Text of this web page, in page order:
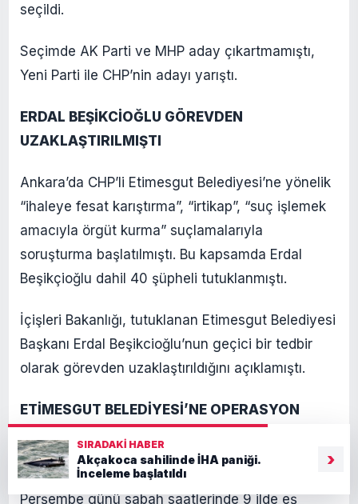
seçildi.
Seçimde AK Parti ve MHP aday çıkartmamıştı,
Yeni Parti ile CHP’nin adayı yarıştı.
ERDAL BEŞİKCİOĞLU GÖREVDEN
UZAKLAŞTIRILMIŞTI
Ankara’da CHP’li Etimesgut Belediyesi’ne yönelik
“ihaleye fesat karıştırma”, “irtikap”, “suç işlemek
amacıyla örgüt kurma” suçlamalarıyla
soruşturma başlatılmıştı. Bu kapsamda Erdal
Beşikçioğlu dahil 40 şüpheli tutuklanmıştı.
İçişleri Bakanlığı, tutuklanan Etimesgut Belediyesi
Başkanı Erdal Beşikcioğlu’nun geçici bir tedbir
olarak görevden uzaklaştırıldığını açıklamıştı.
ETİMESGUT BELEDİYESİ’NE OPERASYON
42’si belediye görevlisi, 13’ü firma yetkilisi olmak
üzere toplam 55 şüpheliye yönelik, 30 Temmuz
Perşembe günü sabah saatlerinde 9 ilde eş
SIRADAKI HABER
Akçakoca sahilinde İHA paniği.
İnceleme başlatıldı
›